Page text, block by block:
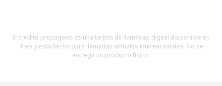
Mantente en contacto para recibir nuestras mejores
El crédito prepagado es una tarjeta de llamadas digital disponible en
línea y está hecho para llamadas virtuales internacionales. No se
entrega un producto físico.